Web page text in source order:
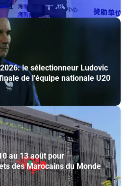
le sélectionneur Ludovic
de l'équipe nationale U20
au 13 août pour
des Marocains du Monde